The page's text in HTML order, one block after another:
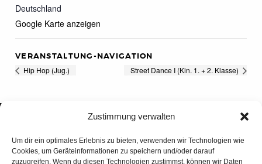
Zustimmung verwalten
Um dir ein optimales Erlebnis zu bieten, verwenden wir Technologien wie
Cookies, um Geräteinformationen zu speichern und/oder darauf
zuzugreifen. Wenn du diesen Technologien zustimmst, können wir Daten
Deutschland
Google Karte anzeigen
VERANSTALTUNG-NAVIGATION
Hip Hop (Jug.) Street Dance I (Kin. 1. + 2. Klasse)